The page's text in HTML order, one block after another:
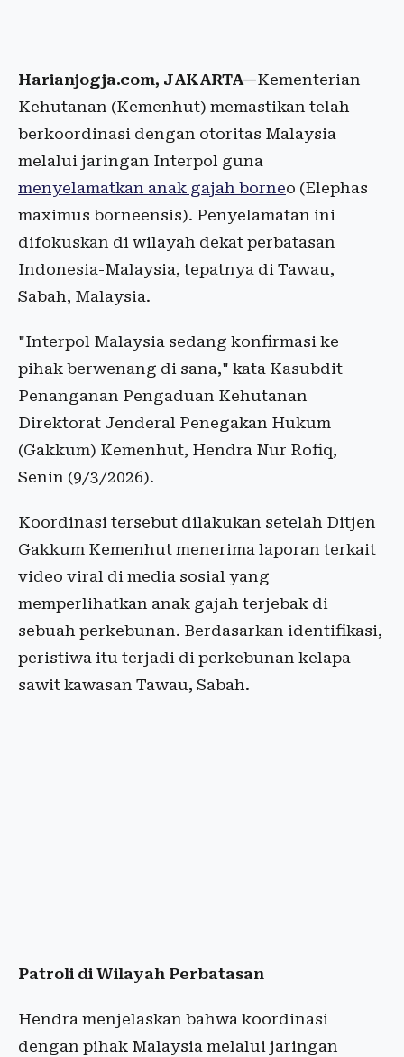
Harianjogja.com, JAKARTA—Kementerian
Kehutanan (Kemenhut) memastikan telah
berkoordinasi dengan otoritas Malaysia
melalui jaringan Interpol guna
menyelamatkan anak gajah borneo (Elephas
maximus borneensis). Penyelamatan ini
difokuskan di wilayah dekat perbatasan
Indonesia-Malaysia, tepatnya di Tawau,
Sabah, Malaysia.
"Interpol Malaysia sedang konfirmasi ke
pihak berwenang di sana," kata Kasubdit
Penanganan Pengaduan Kehutanan
Direktorat Jenderal Penegakan Hukum
(Gakkum) Kemenhut, Hendra Nur Rofiq,
Senin (9/3/2026).
Koordinasi tersebut dilakukan setelah Ditjen
Gakkum Kemenhut menerima laporan terkait
video viral di media sosial yang
memperlihatkan anak gajah terjebak di
sebuah perkebunan. Berdasarkan identifikasi,
peristiwa itu terjadi di perkebunan kelapa
sawit kawasan Tawau, Sabah.
Patroli di Wilayah Perbatasan
Hendra menjelaskan bahwa koordinasi
dengan pihak Malaysia melalui jaringan